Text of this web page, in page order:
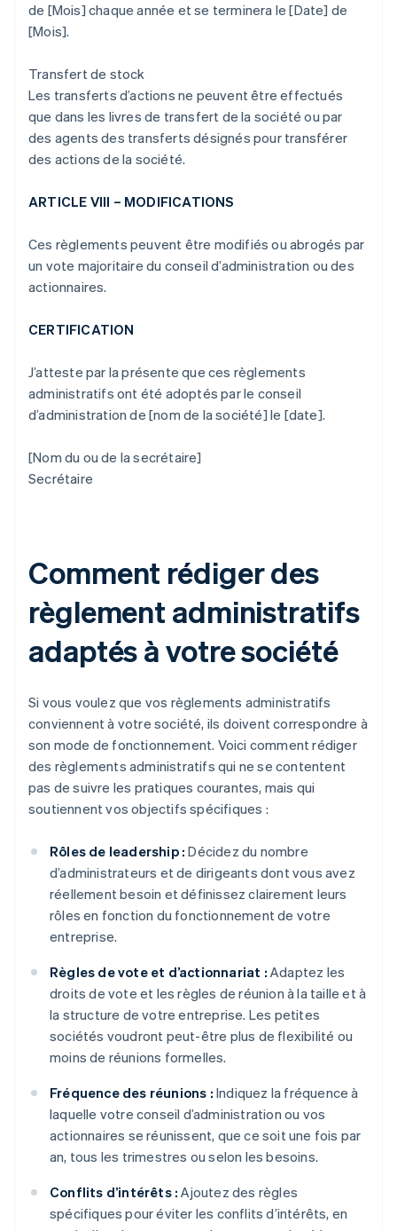
de [Mois] chaque année et se terminera le [Date] de
[Mois].
Transfert de stock
Les transferts d’actions ne peuvent être effectués
que dans les livres de transfert de la société ou par
des agents des transferts désignés pour transférer
des actions de la société.
ARTICLE VIII – MODIFICATIONS
Ces règlements peuvent être modifiés ou abrogés par
un vote majoritaire du conseil d’administration ou des
actionnaires.
CERTIFICATION
J’atteste par la présente que ces règlements
administratifs ont été adoptés par le conseil
d’administration de [nom de la société] le [date].
[Nom du ou de la secrétaire]
Secrétaire
Comment rédiger des
règlement administratifs
adaptés à votre société
Si vous voulez que vos règlements administratifs
conviennent à votre société, ils doivent correspondre à
son mode de fonctionnement. Voici comment rédiger
des règlements administratifs qui ne se contentent
pas de suivre les pratiques courantes, mais qui
soutiennent vos objectifs spécifiques :
Rôles de leadership : Décidez du nombre
d’administrateurs et de dirigeants dont vous avez
réellement besoin et définissez clairement leurs
rôles en fonction du fonctionnement de votre
entreprise.
Règles de vote et d’actionnariat : Adaptez les
droits de vote et les règles de réunion à la taille et à
la structure de votre entreprise. Les petites
sociétés voudront peut-être plus de flexibilité ou
moins de réunions formelles.
Fréquence des réunions : Indiquez la fréquence à
laquelle votre conseil d’administration ou vos
actionnaires se réunissent, que ce soit une fois par
an, tous les trimestres ou selon les besoins.
Conflits d’intérêts : Ajoutez des règles
spécifiques pour éviter les conflits d’intérêts, en